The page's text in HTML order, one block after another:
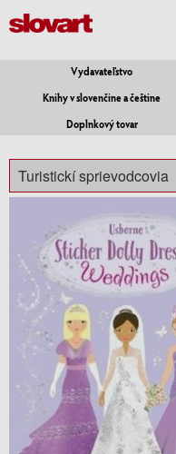
Vydavateľstvo
Knihy v slovenčine a češtine
Doplnkový tovar